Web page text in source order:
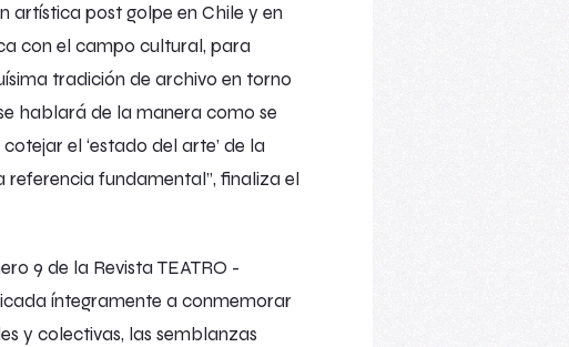
artística post golpe en Chile y en
con el campo cultural, para
tradición de archivo en torno
hablará de la manera como se
el ‘estado del arte’ de la
referencia fundamental”, finaliza el
9 de la Revista TEATRO -
íntegramente a conmemorar
y colectivas, las semblanzas